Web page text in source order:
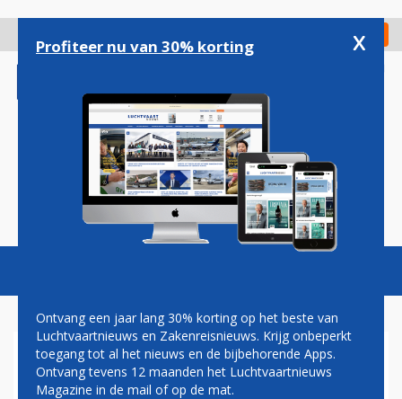
gaan
Check in
Magazine Podcasts Vacatures
PAUL MELKERT: OPGEWIEKT
Profiteer nu van 30% korting x
Ontvang een jaar lang 30% korting op het beste van
Luchtvaartnieuws en Zakenreisnieuws. Krijg onbeperkt
toegang tot al het nieuws en de bijbehorende Apps.
Ontvang tevens 12 maanden het Luchtvaartnieuws
Magazine in de mail of op de mat.